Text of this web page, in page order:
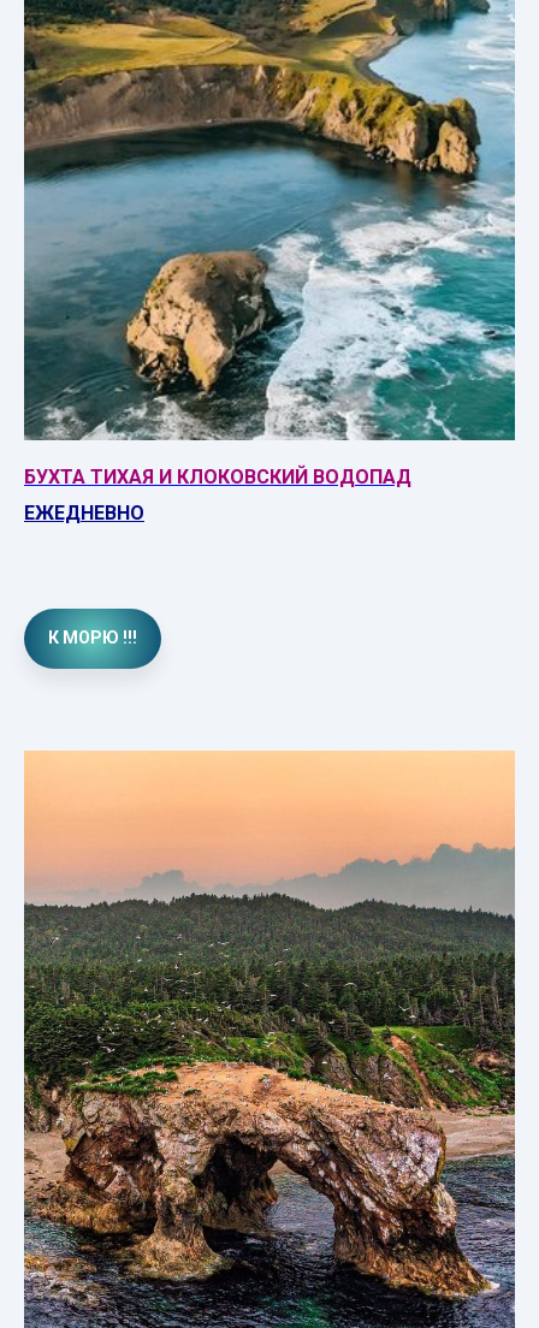
БУХТА ТИХАЯ И КЛОКОВСКИЙ ВОДОПАД
ЕЖЕДНЕВНО
К МОРЮ !!!